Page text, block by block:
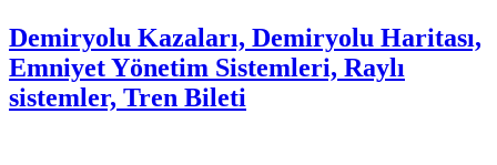
Demiryolu Kazaları, Demiryolu Haritası,
Emniyet Yönetim Sistemleri, Raylı
sistemler, Tren Bileti